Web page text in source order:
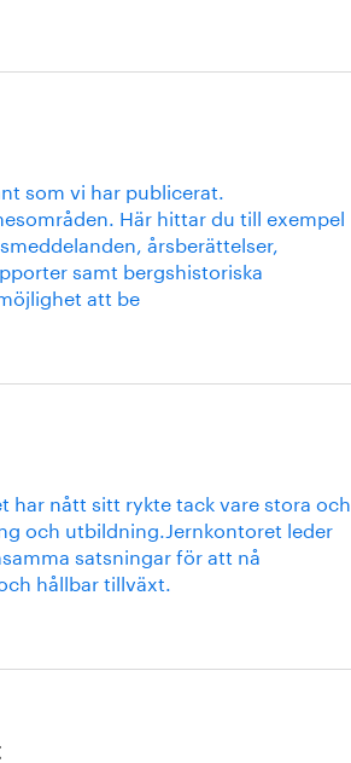
som vi har publicerat.
Här hittar du till exempel
årsberättelser,
samt bergshistoriska
att be
har nått sitt rykte tack vare stora och
och utbildning.Jernkontoret leder
satsningar för att nå
hållbar tillväxt.